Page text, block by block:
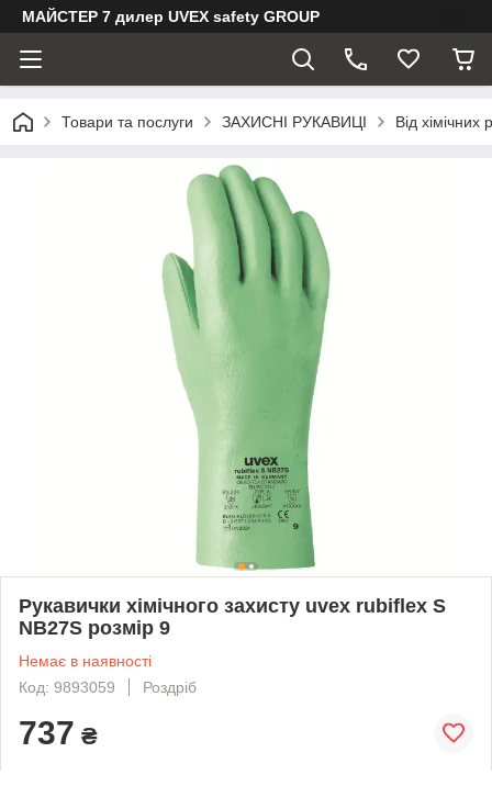
МАЙСТЕР 7 дилер UVEX safety GROUP
Товари та послуги ЗАХИСНІ РУКАВИЦІ Від хімічних
Рукавички хімічного захисту uvex rubiflex S
NB27S розмір 9
Немає в наявності
Код: 9893059
Роздріб
737 ₴